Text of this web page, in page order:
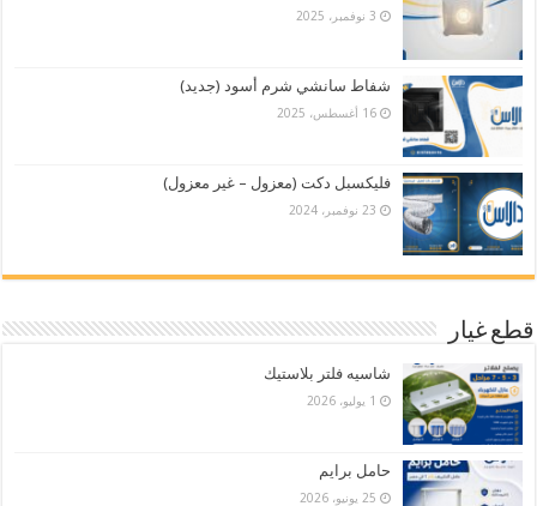
3 نوفمبر، 2025
شفاط سانشي شرم أسود (جديد)
16 أغسطس، 2025
فليكسبل دكت (معزول – غير معزول)
23 نوفمبر، 2024
قطع غيار
شاسيه فلتر بلاستيك
1 يوليو، 2026
حامل برايم
25 يونيو، 2026